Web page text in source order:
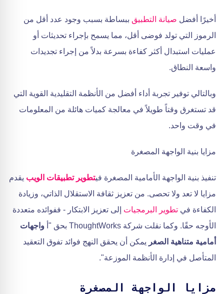
أخيرًا أفضل صيانة التطبيق ببساطة بسبب وجود عدد أقل من
الرموز التي تولد فوضى أقل، مما يسمح بإجراء تحديثات أو
عمليات استبدال أكثر كفاءة بسرعة بدلاً من إجراء تجديدات
واسعة النطاق.
وبالتالي توفير تجربة أداء أفضل من الأنظمة التقليدية القوية التي
قد تستغرق وقتاً طويلاً في معالجة كميات هائلة من المعلومات
في وقت واحد.
مزايا بنية الواجهة المصغرة
تنفيذ بنية الواجهة الأمامية المصغرة فيتطوير تطبيقات الويب يقدم
مزايا لا تعد ولا تحصى. من تعزيز ثقافة الاستقلال الذاتي، وزيادة
الكفاءة في تطوير البرمجيات إلى تعزيز الابتكار - ففوائده متعددة
الأوجه حقًا. وكما نقلت شركة ThoughtWorks بحق "أ
واجهات
أمامية متناهية الصغر يمكن أن يحقق النهج فوائد تفوق التعقيد
المتأصل في إدارة الأنظمة الموزعة".
مزايا الواجهة المصغرة